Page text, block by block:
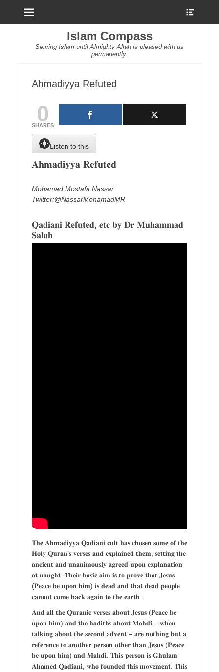
Islam Compass
Serving Islam until Almighty Allah is pleased with us
permanently.
Ahmadiyya Refuted
0
SHARES
Listen to this
𝐀𝐡𝐦𝐚𝐝𝐢𝐲𝐲𝐚 𝐑𝐞𝐟𝐮𝐭𝐞𝐝
Mohamad Mostafa Nassar
Twitter:@NassarMohamadMR
𝐐𝐚𝐝𝐢𝐚𝐧𝐢 𝐑𝐞𝐟𝐮𝐭𝐞𝐝, 𝐞𝐭𝐜 𝐛𝐲 𝐃𝐫 𝐌𝐮𝐡𝐚𝐦𝐦𝐚𝐝
𝐒𝐚𝐥𝐚𝐡
𝐓𝐡𝐞 𝐀𝐡𝐦𝐚𝐝𝐢𝐲𝐲𝐚 𝐐𝐚𝐝𝐢𝐚𝐧𝐢 𝐜𝐮𝐥𝐭 𝐡𝐚𝐬 𝐜𝐡𝐨𝐬𝐞𝐧 𝐬𝐨𝐦𝐞 𝐨𝐟 𝐭𝐡𝐞
𝐇𝐨𝐥𝐲 𝐐𝐮𝐫𝐚𝐧’𝐬 𝐯𝐞𝐫𝐬𝐞𝐬 𝐚𝐧𝐝 𝐞𝐱𝐩𝐥𝐚𝐢𝐧𝐞𝐝 𝐭𝐡𝐞𝐦, 𝐬𝐞𝐭𝐭𝐢𝐧𝐠 𝐭𝐡𝐞
𝐚𝐧𝐜𝐢𝐞𝐧𝐭 𝐚𝐧𝐝 𝐮𝐧𝐚𝐧𝐢𝐦𝐨𝐮𝐬𝐥𝐲 𝐚𝐠𝐫𝐞𝐞𝐝-𝐮𝐩𝐨𝐧 𝐞𝐱𝐩𝐥𝐚𝐧𝐚𝐭𝐢𝐨𝐧
𝐚𝐭 𝐧𝐚𝐮𝐠𝐡𝐭. 𝐓𝐡𝐞𝐢𝐫 𝐛𝐚𝐬𝐢𝐜 𝐚𝐢𝐦 𝐢𝐬 𝐭𝐨 𝐩𝐫𝐨𝐯𝐞 𝐭𝐡𝐚𝐭 𝐉𝐞𝐬𝐮𝐬
(𝐏𝐞𝐚𝐜𝐞 𝐛𝐞 𝐮𝐩𝐨𝐧 𝐡𝐢𝐦) 𝐢𝐬 𝐝𝐞𝐚𝐝 𝐚𝐧𝐝 𝐭𝐡𝐚𝐭 𝐝𝐞𝐚𝐝 𝐩𝐞𝐨𝐩𝐥𝐞
𝐜𝐚𝐧𝐧𝐨𝐭 𝐜𝐨𝐦𝐞 𝐛𝐚𝐜𝐤 𝐚𝐠𝐚𝐢𝐧 𝐭𝐨 𝐭𝐡𝐞 𝐞𝐚𝐫𝐭𝐡.
𝐀𝐧𝐝 𝐚𝐥𝐥 𝐭𝐡𝐞 𝐐𝐮𝐫𝐚𝐧𝐢𝐜 𝐯𝐞𝐫𝐬𝐞𝐬 𝐚𝐛𝐨𝐮𝐭 𝐉𝐞𝐬𝐮𝐬 (𝐏𝐞𝐚𝐜𝐞 𝐛𝐞
𝐮𝐩𝐨𝐧 𝐡𝐢𝐦) 𝐚𝐧𝐝 𝐭𝐡𝐞 𝐡𝐚𝐝𝐢𝐭𝐡𝐬 𝐚𝐛𝐨𝐮𝐭 𝐌𝐚𝐡𝐝𝐢 – 𝐰𝐡𝐞𝐧
𝐭𝐚𝐥𝐤𝐢𝐧𝐠 𝐚𝐛𝐨𝐮𝐭 𝐭𝐡𝐞 𝐬𝐞𝐜𝐨𝐧𝐝 𝐚𝐝𝐯𝐞𝐧𝐭 – 𝐚𝐫𝐞 𝐧𝐨𝐭𝐡𝐢𝐧𝐠 𝐛𝐮𝐭 𝐚
𝐫𝐞𝐟𝐞𝐫𝐞𝐧𝐜𝐞 𝐭𝐨 𝐚𝐧𝐨𝐭𝐡𝐞𝐫 𝐩𝐞𝐫𝐬𝐨𝐧 𝐨𝐭𝐡𝐞𝐫 𝐭𝐡𝐚𝐧 𝐉𝐞𝐬𝐮𝐬 (𝐏𝐞𝐚𝐜𝐞
𝐛𝐞 𝐮𝐩𝐨𝐧 𝐡𝐢𝐦) 𝐚𝐧𝐝 𝐌𝐚𝐡𝐝𝐢. 𝐓𝐡𝐢𝐬 𝐩𝐞𝐫𝐬𝐨𝐧 𝐢𝐬 𝐆𝐡𝐮𝐥𝐚𝐦
𝐀𝐡𝐚𝐦𝐞𝐝 𝐐𝐚𝐝𝐢𝐚𝐧𝐢, 𝐰𝐡𝐨 𝐟𝐨𝐮𝐧𝐝𝐞𝐝 𝐭𝐡𝐢𝐬 𝐦𝐨𝐯𝐞𝐦𝐞𝐧𝐭. 𝐓𝐡𝐢𝐬